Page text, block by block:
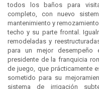
todos los baños para
completo, con nuevo
mantenimiento y
techo y su parte frontal.
remodeladas y
para un mejor desempeño
presidente de la franquicia
de juego, que prácticamente
sometido para su
sistema de irrigación